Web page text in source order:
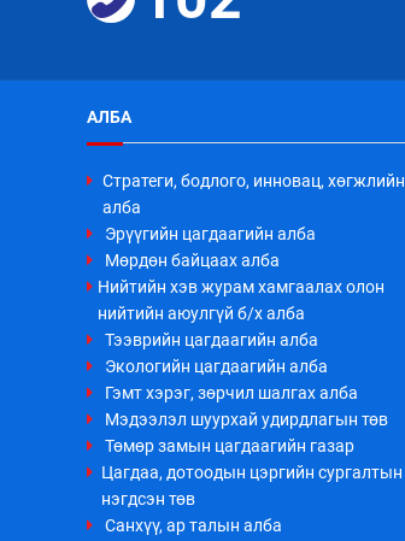
АЛБА
Стратеги, бодлого, инновац, хөгжлийн
алба
Эрүүгийн цагдаагийн алба
Мөрдөн байцаах алба
Нийтийн хэв журам хамгаалах олон
нийтийн аюулгүй б/х алба
Тээврийн цагдаагийн алба
Экологийн цагдаагийн алба
Гэмт хэрэг, зөрчил шалгах алба
Мэдээлэл шуурхай удирдлагын төв
Төмөр замын цагдаагийн газар
Цагдаа, дотоодын цэргийн сургалтын
нэгдсэн төв
Санхүү, ар талын алба